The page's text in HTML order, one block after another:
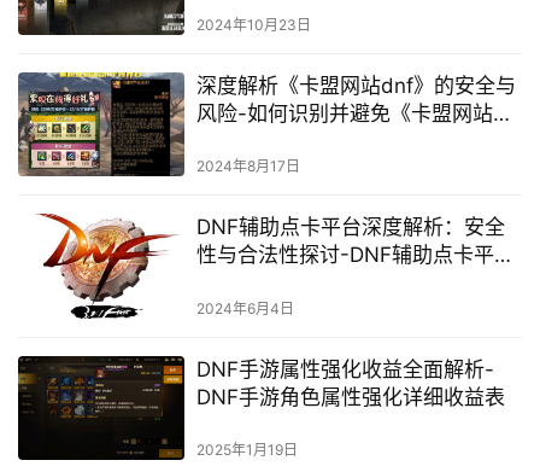
警惕游戏点券诈骗新套路-如何避免
2024年12月27日
绝地求生黑号卡盟-绝地求生黑号卡
2024年10月23日
深度解析《卡盟网站dnf》的安全与
dnf》中的交易陷阱
2024年8月17日
DNF辅助点卡平台深度解析：安全